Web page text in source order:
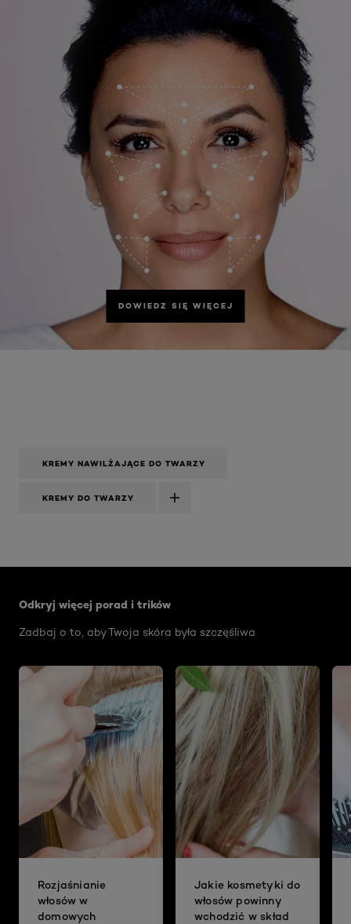
DOWIEDZ SIĘ WIĘCEJ
KREMY NAWILŻAJĄCE DO TWARZY
KREMY DO TWARZY
Odkryj więcej porad i trików
Zadbaj o to, aby Twoja skóra była szczęśliwa
Rozjaśnianie
włosów w
domowych
Jakie kosmetyki do
włosów powinny
wchodzić w skład